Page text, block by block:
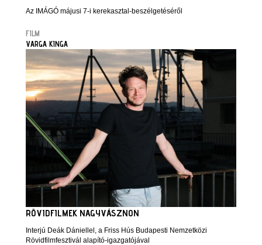
Az IMÁGÓ májusi 7-i kerekasztal-beszélgetéséről
FILM
VARGA KINGA
RÖVIDFILMEK NAGYVÁSZNON
Interjú Deák Dániellel, a Friss Hús Budapesti Nemzetközi
Rövidfilmfesztivál alapító-igazgatójával